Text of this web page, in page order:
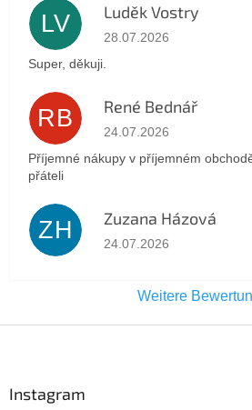
LV Luděk Vostry
Die Shop-Bewertung
28.07.2026
Super, děkuji.
RB René Bednář
Die Shop-Bewertung
24.07.2026
Příjemné nákupy v příjemném
přáteli
ZH Zuzana Házová
Die Shop-Bewertung
24.07.2026
Weitere
Instagram